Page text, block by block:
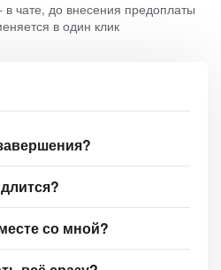
чате, до внесения предоплаты
в один клик
со мной?